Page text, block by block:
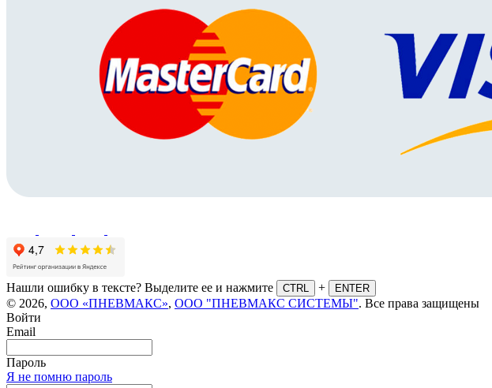
Нашли ошибку в тексте? Выделите ее и нажмите CTRL + ENTER
© 2026, ООО «ПНЕВМАКС», ООО "ПНЕВМАКС СИСТЕМЫ". Все права защищены
Войти
Email
Пароль
Я не помню пароль